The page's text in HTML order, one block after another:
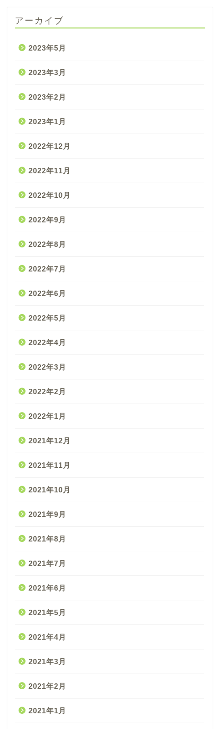
アーカイブ
2023年5月
2023年3月
2023年2月
2023年1月
2022年12月
2022年11月
2022年10月
2022年9月
2022年8月
2022年7月
2022年6月
2022年5月
2022年4月
2022年3月
2022年2月
2022年1月
2021年12月
2021年11月
2021年10月
2021年9月
2021年8月
2021年7月
2021年6月
2021年5月
2021年4月
2021年3月
2021年2月
2021年1月